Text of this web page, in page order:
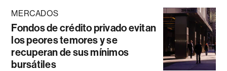
MERCADOS
Fondos de crédito privado evitan
los peores temores y se
recuperan de sus mínimos
bursátiles